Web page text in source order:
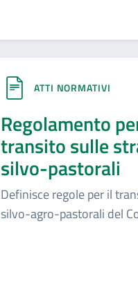
ATTI NORMATIVI
Regolamento
transito sulle
silvo-pastorali
Definisce regole per il
silvo-agro-pastorali del